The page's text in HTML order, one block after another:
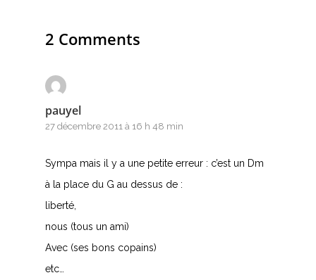
2 Comments
pauyel
27 décembre 2011 à 16 h 48 min
Sympa mais il y a une petite erreur : c’est un Dm
à la place du G au dessus de :
liberté,
nous (tous un ami)
Avec (ses bons copains)
etc…